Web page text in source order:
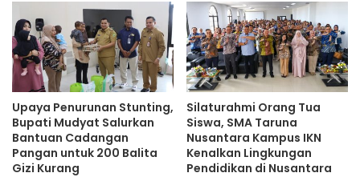
Report : Septian
Editor : Miftahul
Upaya Penurunan Stunting,
Bupati Mudyat Salurkan
Bantuan Cadangan
Pangan untuk 200 Balita
Gizi Kurang
Silaturahmi Orang Tua
Siswa, SMA Taruna
Nusantara Kampus IKN
Kenalkan Lingkungan
Pendidikan di Nusantara